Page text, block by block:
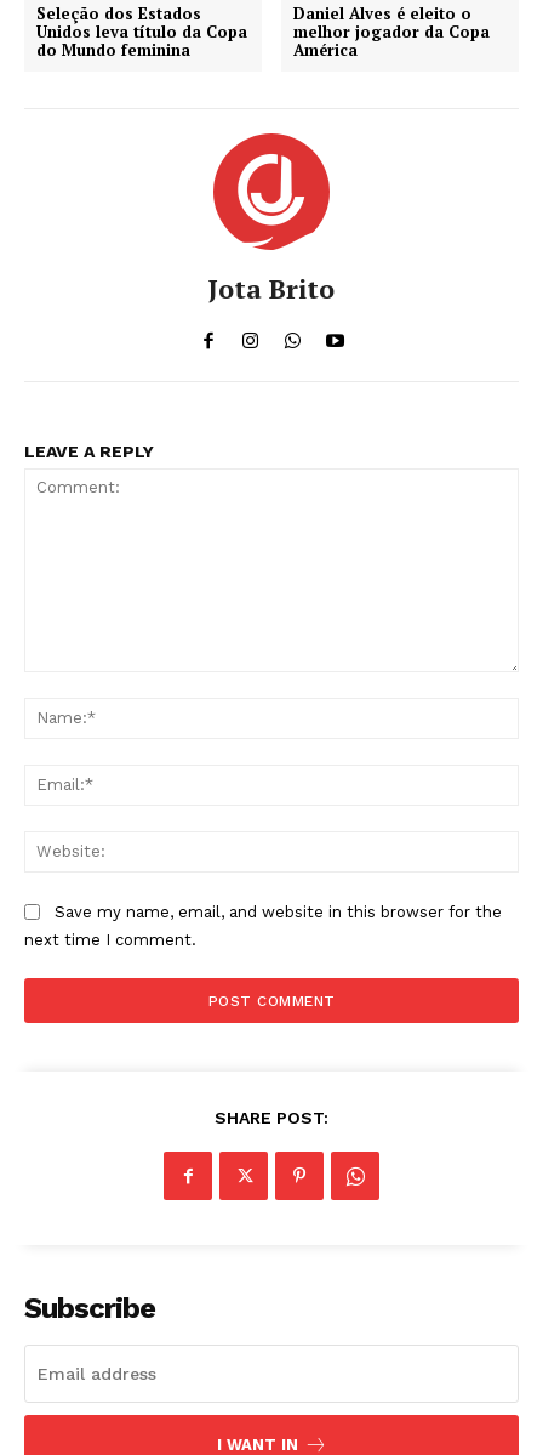
Seleção dos Estados
Unidos leva título da Copa
do Mundo feminina
Daniel Alves é eleito o
melhor jogador da Copa
América
Jota Brito
LEAVE A REPLY
Save my name, email, and website in this browser for the
next time I comment.
SHARE POST:
Subscribe
I WANT IN